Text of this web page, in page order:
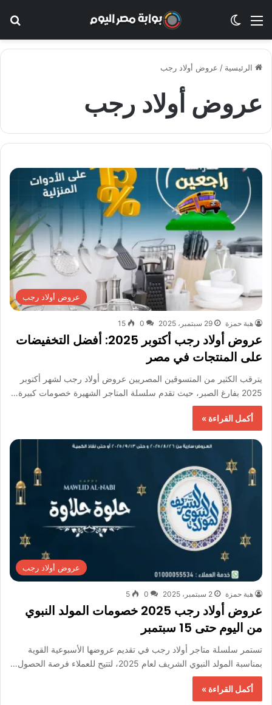
القائمة الوضع المظلم
الرئيسية / عروض أولاد رجب
عروض أولاد رجب
عروض أولاد رجب
هبة حمزة 29 سبتمبر، 2025 0
15
عروض أولاد رجب أكتوبر 2025: أفضل التخفيضات
على المنتجات في مصر
يترقب الكثير من المتسوقين المصريين عروض أولاد رجب لشهر أكتوبر
2025 بفارغ الصبر، حيث تقدم سلسلة المتاجر الشهيرة خصومات كبيرة…
أكمل القراءة »
عروض أولاد رجب
هبة حمزة 2 سبتمبر، 2025 0
5
عروض أولاد رجب 2025 خصومات المولد النبوي
من اليوم حتى 15 سبتمبر
تستمر سلسلة متاجر أولاد رجب في تقديم عروضها الأسبوعية القوية
بمناسبة المولد النبوي الشريف لعام 2025، لتتيح للعملاء فرصة الحصول…
أكمل القراءة »